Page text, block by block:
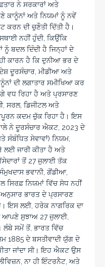
ਨੇ ਸਰਕਾਰਾਂ ਅਤੇ
ਕਾਨੂੰਨਾਂ ਅਤੇ ਨਿਯਮਾਂ ਨੂੰ ਨਵੇਂ
ਦੀ ਚੁਣੌਤੀ ਦਿੱਤੀ ਹੈ।
ਨਹੀਂ ਹੁੰਦੀ, ਕਿਉਂਕਿ
ਨੂੰ ਬਦਲ ਦਿੰਦੀ ਹੈ ਜਿਨ੍ਹਾਂ ਦੇ
ਕਾਰਨ ਹੈ ਕਿ ਦੁਨੀਆ ਭਰ ਦੇ
ਦੂਰਸੰਚਾਰ, ਮੀਡੀਆ ਅਤੇ
ਦੀ ਲਗਾਤਾਰ ਸਮੀਖਿਆ ਕਰ
ਵਧ ਰਿਹਾ ਹੈ ਅਤੇ ਪ੍ਰਸਾਰਣ
ਸਰਲ, ਡਿਜੀਟਲ ਅਤੇ
ਕਦਮ ਚੁੱਕ ਰਿਹਾ ਹੈ। ਇਸ
ਨੇ ਦੂਰਸੰਚਾਰ ਐਕਟ, 2023 ਦੇ
ਸੰਬੰਧਿਤ ਸੇਵਾਵਾਂ) ਨਿਯਮ,
ਲਈ ਜਾਰੀ ਕੀਤਾ ਹੈ ਅਤੇ
ਤੋਂ 27 ਜੁਲਾਈ ਤੱਕ
ਭਵਾਨੀ, ਗੋਂਡੀਆ,
ਸਿਰਫ਼ ਨਿਯਮਾਂ ਵਿੱਚ ਸੋਧ ਨਹੀਂ
ਭਾਰਤ ਦੇ ਪ੍ਰਸਾਰਣ
ਇਸ ਲਈ, ਹਰੇਕ ਨਾਗਰਿਕ ਦਾ
ਆਪਣੇ ਸੁਝਾਅ 27 ਜੁਲਾਈ,
ਸਮੇਂ ਤੋਂ, ਭਾਰਤ ਵਿੱਚ
1885 ਦੇ ਬਸਤੀਵਾਦੀ ਯੁੱਗ ਦੇ
ਜਾਂਦਾ ਸੀ। ਇਹ ਐਕਟ ਉਸ
ਨਾ ਹੀ ਇੰਟਰਨੈਟ, ਅਤੇ